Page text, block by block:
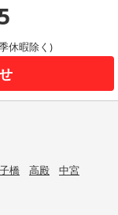
休暇除く)
橋 高殿
中宮